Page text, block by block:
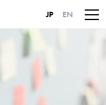
JP EN